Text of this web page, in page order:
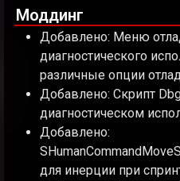
Моддинг
Добавлено: Меню
диагностического
различные опции
Добавлено: Скрипт
диагностическом
Добавлено:
для инерции при